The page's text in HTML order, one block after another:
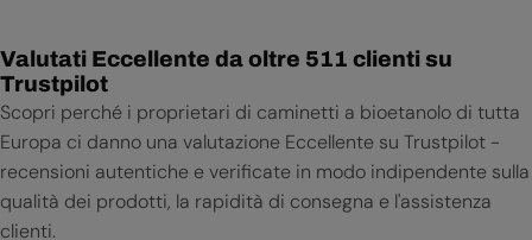
Valutati Eccellente da oltre 511 clienti su
Trustpilot
Scopri perché i proprietari di caminetti a bioetanolo di tutta
Europa ci danno una valutazione Eccellente su Trustpilot -
recensioni autentiche e verificate in modo indipendente sulla
qualità dei prodotti, la rapidità di consegna e l'assistenza
clienti.